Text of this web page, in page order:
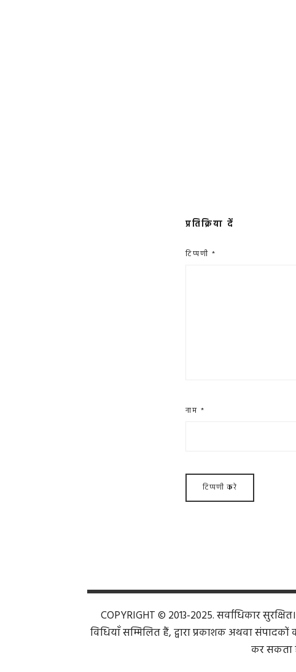
प्रतिक्रिया दें
टिप्पणी *
नाम *
COPYRIGHT © 2013-2025. सर्वाधिकार
विधियाँ सम्मिलित हैं, द्वारा प्रकाशक अथवा
कर सकता